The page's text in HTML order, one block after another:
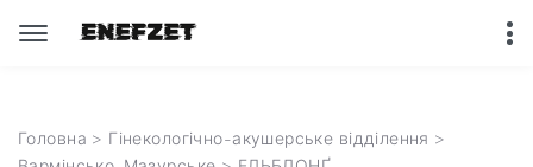
Головна > Гінекологічно-акушерське відділення >